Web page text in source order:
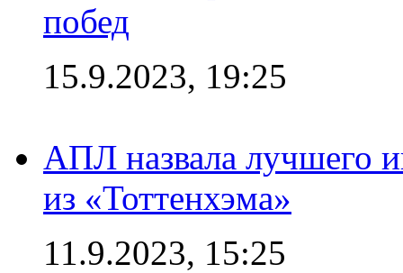
побед
15.9.2023, 19:25
АПЛ назвала лучшего
из «Тоттенхэма»
11.9.2023, 15:25